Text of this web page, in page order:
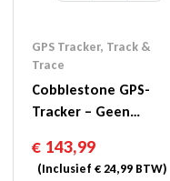
GPS Tracker, Track &
Trace
Cobblestone GPS-
Tracker – Geen
€ 143,99
(Inclusief €24,99 BTW)